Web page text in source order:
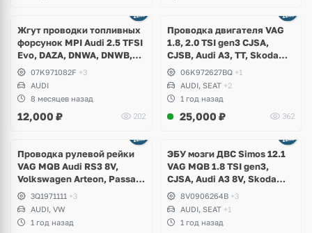
Жгут проводки топливных
форсунок MPI Audi 2.5 TFSI
Evo, DAZA, DNWA, DNWB,
RS3 8V, 8Y, TTRS 8S, RSQ3
F3, Seat Formentor Cupra
07K971082F +3
AUDI
8 месяцев назад
12,000 ₽ 202
Проводка двигателя VAG
1.8, 2.0 TSI gen3 CJSA,
CJSB, Audi A3, TT, Skoda
Octavia A7, Superb,
Volkswagen Passat B8,
Touran, Seat Leon
06K972627BQ +1
AUDI, SEAT +2
1 год назад
25,000 ₽ 362
Проводка рулевой рейки
VAG MQB Audi RS3 8V,
Volkswagen Arteon, Passat
B8
3Q1971111 +3
AUDI, VW
1 год назад
ЭБУ мозги ДВС Simos 12.1
VAG MQB 1.8 TSI gen3,
CJSA, Audi A3 8V, Skoda
Octavia A7, Seat Leon
8V0906264B +3
AUDI, SEAT +1
1 год назад